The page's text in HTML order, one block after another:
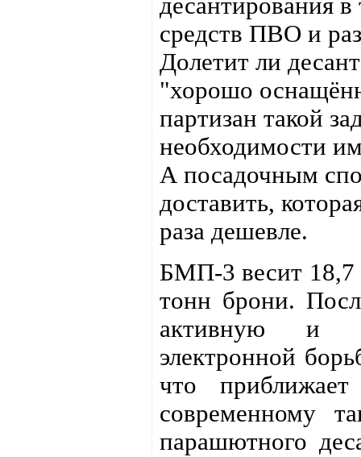
десантирования
средств ПВО и
Долетит ли
"хорошо
партизан такой
необходимости
А посадочным
доставить,
раза дешевле.
БМП-3 весит 18,7
тонн брони.
активную и
электронной
что
современному
парашютного